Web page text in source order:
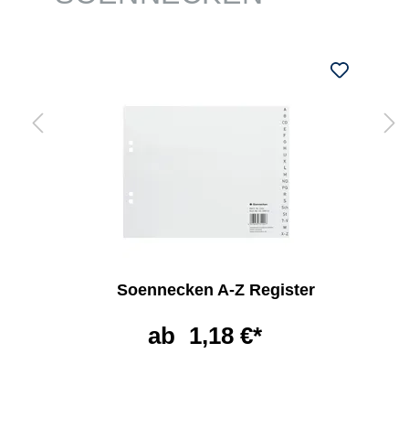
Soennecken A-Z Register
ab 1,18 €*